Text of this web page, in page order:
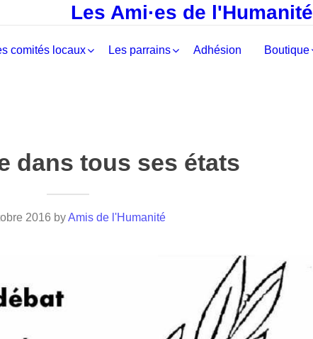
Les Ami·es de l'Humanité
comités locaux Les parrains Adhésion Boutique
dans tous ses états
2016 byAmis de l'Humanité